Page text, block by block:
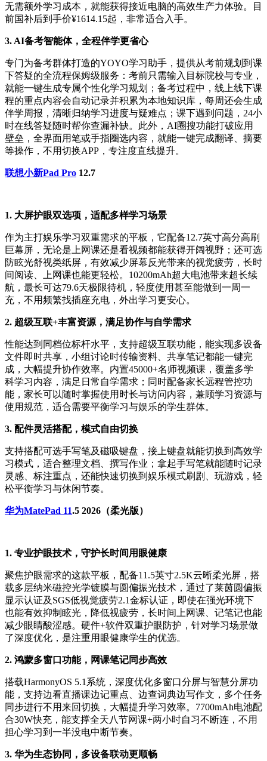
无需额外学习成本，就能获得接近电脑的高效生产力体验。目
前国补后到手价¥1614.15起，非常适合入手。
3. AI备考智能体，全程伴学更省心
专门为备考群体打造的YOYO学习助手，提供从考前规划到课
下答疑的全流程保姆级服务：考前只需输入目标院校与专业，
就能一键生成专属个性化学习规划；备考过程中，线上线下课
程的重点内容会自动记录并积累为本地知识库，每周还会生成
伴学周报，清晰归纳学习进度与疑难点；课下遇到问题，24小
时在线答疑随时帮你查漏补缺。此外，AI圈搜功能打破应用
壁垒，全界面用笔或手指圈选内容，就能一键完成翻译、摘要
等操作，不用切换APP，专注度直线提升。
联想小新Pad Pro 12.7
1. 大屏护眼双选项，适配多样学习场景
作为主打娱乐学习双重需求的平板，它配备12.7英寸高分高刷
巨幕屏，无论是上网课还是看视频都能获得开阔视野；还可选
防眩光舒视类纸屏，有效减少屏幕反光带来的视觉疲劳，长时
间阅读、上网课也能更轻松。10200mAh超大电池带来超长续
航，最长可达79.6天极限待机，轻度使用甚至能做到一周一
充，不用频繁找插座充电，外出学习更安心。
2. 超级互联+丰富资源，满足协作与自学需求
性能达到同档位标杆水平，支持超级互联功能，能实现多设备
文件即时共享，小组讨论时传输资料、共享笔记都能一键完
成，大幅提升协作效率。内置45000+名师视频课，覆盖多学
科学习内容，满足日常自学需求；同时配备家长远程管控功
能，家长可以随时掌握使用时长与访问内容，兼顾学习资源与
使用规范，适合需要平衡学习与娱乐的学生群体。
3. 配件灵活搭配，模式自由切换
支持搭配可选手写笔及磁吸键盘，接上键盘就能切换到高效学
习模式，适合整理文档、撰写作业；拿起手写笔就能随时记录
灵感、标注重点，还能快速切换到娱乐模式刷剧、玩游戏，轻
松平衡学习与休闲节奏。
华为MatePad 11.5 2026（柔光版）
1. 专业护眼技术，守护长时间用眼健康
聚焦护眼需求的这款平板，配备11.5英寸2.5K云晰柔光屏，搭
载多层纳米磁控光学镀膜与圆偏振光技术，通过了莱茵圆偏振
显示认证及SGS低视觉疲劳2.1金标认证，即使在强光环境下
也能有效抑制眩光，降低视疲劳，长时间上网课、记笔记也能
减少眼睛酸涩感。硬件+软件双重护眼防护，针对学习场景做
了深度优化，是注重用眼健康学生的优选。
2. 鸿蒙多窗口功能，网课笔记同步高效
搭载HarmonyOS 5.1系统，深度优化多窗口分屏与智慧分屏功
能，支持边看直播课边记重点、边查词典边写作文，多个任务
同步进行不用来回切换，大幅提升学习效率。7700mAh电池配
合30W快充，能支撑全天八节网课+两小时自习不断连，不用
担心学习到一半没电中断节奏。
3. 华为生态协同，多设备联动更顺畅